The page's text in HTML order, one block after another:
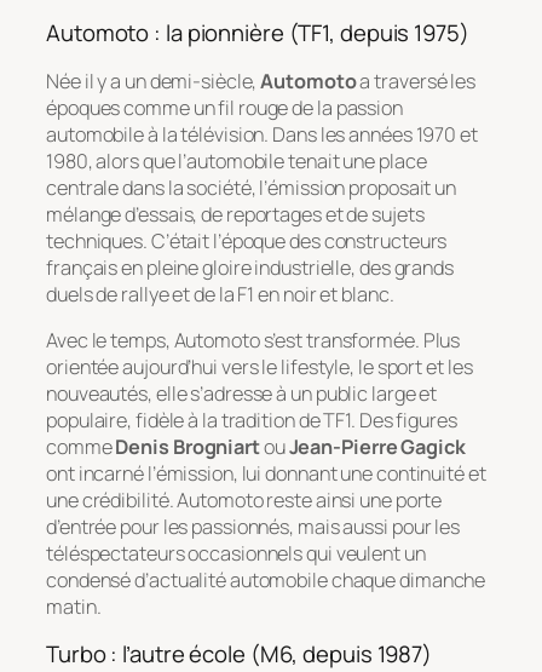
Automoto : la pionnière (TF1, depuis 1975)
Née il y a un demi-siècle,Automotoa traversé les
époques comme un fil rouge de la passion
automobile à la télévision. Dans les années 1970 et
1980, alors que l’automobile tenait une place
centrale dans la société, l’émission proposait un
mélange d’essais, de reportages et de sujets
techniques. C’était l’époque des constructeurs
français en pleine gloire industrielle, des grands
duels de rallye et de la F1 en noir et blanc.
Avec le temps, Automoto s’est transformée. Plus
orientée aujourd’hui vers le lifestyle, le sport et les
nouveautés, elle s’adresse à un public large et
populaire, fidèle à la tradition de TF1. Des figures
commeDenis BrogniartouJean-Pierre Gagick
ont incarné l’émission, lui donnant une continuité et
une crédibilité. Automoto reste ainsi une porte
d’entrée pour les passionnés, mais aussi pour les
téléspectateurs occasionnels qui veulent un
condensé d’actualité automobile chaque dimanche
matin.
Turbo : l’autre école (M6, depuis 1987)